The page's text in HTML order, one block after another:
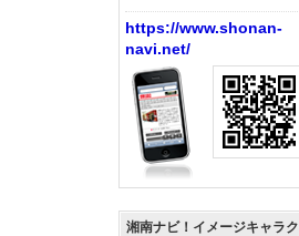
https://www.shonan-
navi.net/
湘南ナビ！イメージキャラク